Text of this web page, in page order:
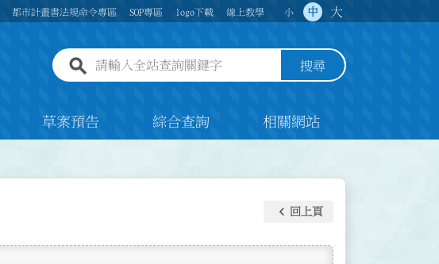
都市計畫書法規命令專區 SOP專區 logo下載 線上教學 小 中 大
全站查詢關鍵字欄位 搜尋
草案預告 綜合查詢 相關網站
keyboard_arrow_left 回上頁